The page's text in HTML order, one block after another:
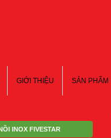
GIỚI THIỆU SẢN PHẨM
INOX FIVESTAR